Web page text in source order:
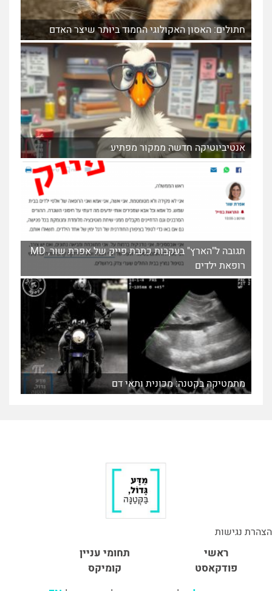
חתולים: האסון האקולוגי החמוד ביותר שיצר האדם
אנטיביוטיקה חדשה ממקור מפתיע
תגובה ל"הארץ" בעקבות כתבת פייק של אפרת שור, MD
רופאת ילדים
מתמטיקה בקטנה: מכונית ותאי דם
הצהרת נגישות
ראשי
תחומי עניין
פודקאסט
קומיקס